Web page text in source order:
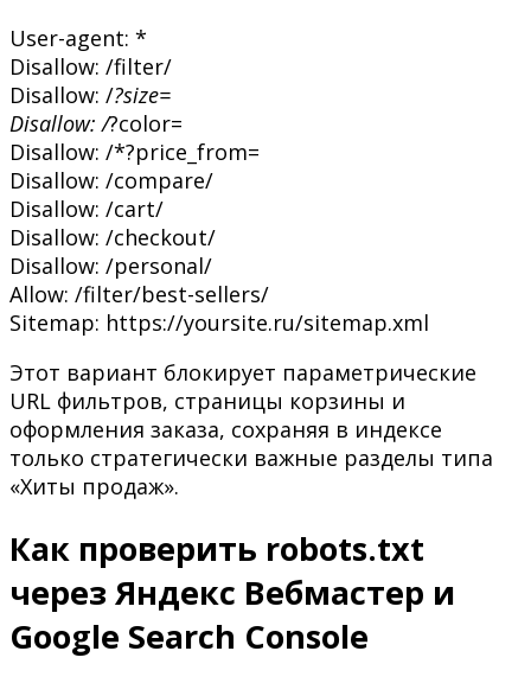
User-agent: *
Disallow: /filter/
Disallow: /?size=
Disallow: /?color=
Disallow: /*?price_from=
Disallow: /compare/
Disallow: /cart/
Disallow: /checkout/
Disallow: /personal/
Allow: /filter/best-sellers/
Sitemap: https://yoursite.ru/sitemap.xml
Этот вариант блокирует параметрические
URL фильтров, страницы корзины и
оформления заказа, сохраняя в индексе
только стратегически важные разделы типа
«Хиты продаж».
Как проверить robots.txt
через Яндекс Вебмастер и
Google Search Console